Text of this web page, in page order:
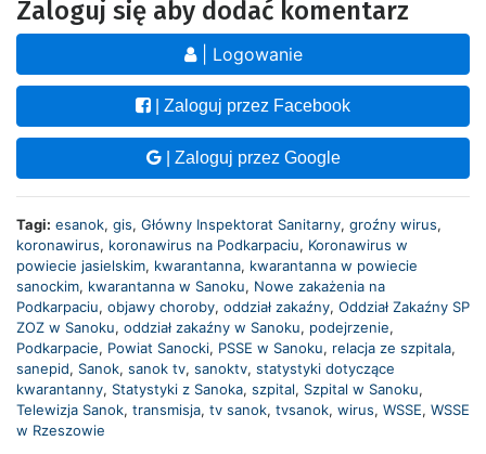
Zaloguj się aby dodać komentarz
| Logowanie
| Zaloguj przez Facebook
| Zaloguj przez Google
Tagi: esanok, gis, Główny Inspektorat Sanitarny, groźny wirus,
koronawirus, koronawirus na Podkarpaciu, Koronawirus w
powiecie jasielskim, kwarantanna, kwarantanna w powiecie
sanockim, kwarantanna w Sanoku, Nowe zakażenia na
Podkarpaciu, objawy choroby, oddział zakaźny, Oddział Zakaźny SP
ZOZ w Sanoku, oddział zakaźny w Sanoku, podejrzenie,
Podkarpacie, Powiat Sanocki, PSSE w Sanoku, relacja ze szpitala,
sanepid, Sanok, sanok tv, sanoktv, statystyki dotyczące
kwarantanny, Statystyki z Sanoka, szpital, Szpital w Sanoku,
Telewizja Sanok, transmisja, tv sanok, tvsanok, wirus, WSSE, WSSE
w Rzeszowie